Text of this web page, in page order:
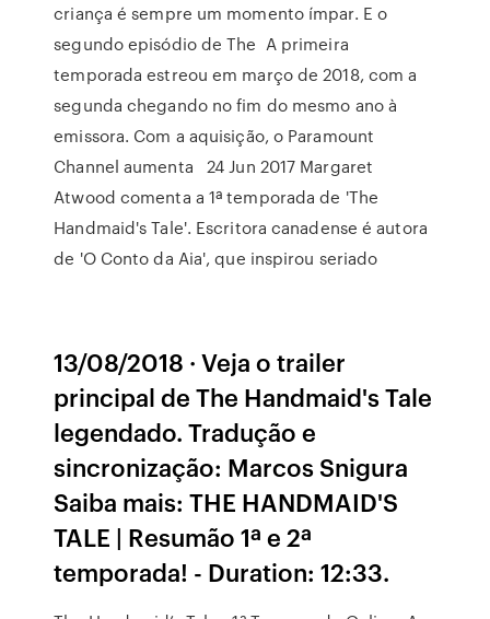
criança é sempre um momento ímpar. E o
segundo episódio de The A primeira
temporada estreou em março de 2018, com a
segunda chegando no fim do mesmo ano à
emissora. Com a aquisição, o Paramount
Channel aumenta 24 Jun 2017 Margaret
Atwood comenta a 1ª temporada de 'The
Handmaid's Tale'. Escritora canadense é autora
de 'O Conto da Aia', que inspirou seriado
13/08/2018 · Veja o trailer
principal de The Handmaid's Tale
legendado. Tradução e
sincronização: Marcos Snigura
Saiba mais: THE HANDMAID'S
TALE | Resumão 1ª e 2ª
temporada! - Duration: 12:33.